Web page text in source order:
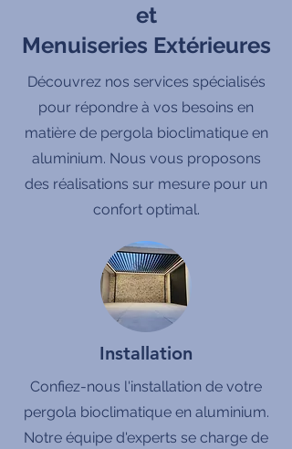
et
Menuiseries Extérieures
Découvrez nos services spécialisés
pour répondre à vos besoins en
matière de pergola bioclimatique en
aluminium. Nous vous proposons
des réalisations sur mesure pour un
confort optimal.
Installation
Confiez-nous l'installation de votre
pergola bioclimatique en aluminium.
Notre équipe d'experts se charge de